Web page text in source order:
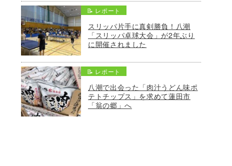
📝 レポート
スリッパ片手に真剣勝負！八潮
「スリッパ卓球大会」が2年ぶり
に開催されました
📝 レポート
八潮で出会った「肉汁うどん味ポ
テトチップス」を求めて蓮田市
「翁の郷」へ